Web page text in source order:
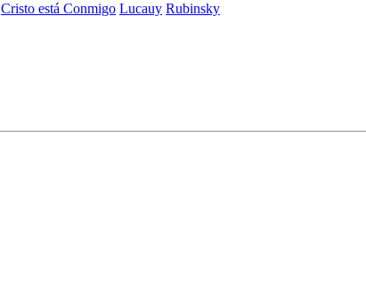
Cristo está Conmigo Lucauy Rubinsky